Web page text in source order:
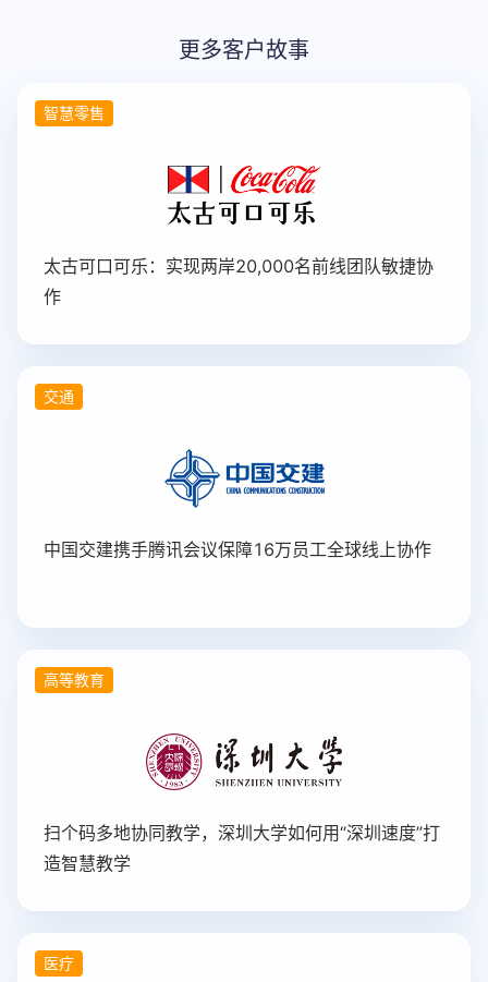
更多客户故事
智慧零售
太古可口可乐：实现两岸20,000名前线团队敏捷协
作
交通
中国交建携手腾讯会议保障16万员工全球线上协作
高等教育
扫个码多地协同教学，深圳大学如何用“深圳速度”打
造智慧教学
医疗